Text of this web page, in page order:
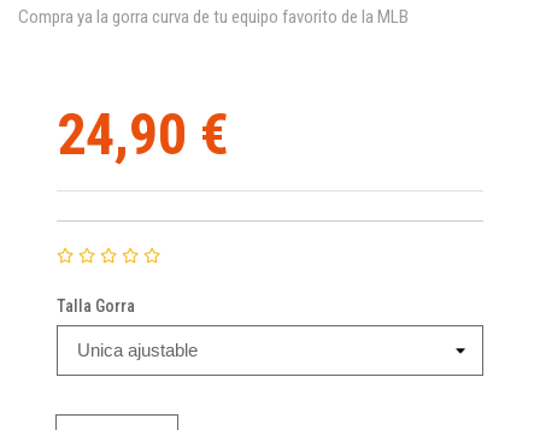
Compra ya la gorra curva de tu equipo favorito de la MLB
24,90 €
Talla Gorra